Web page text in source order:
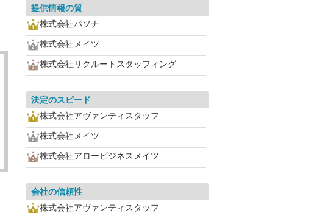
提供情報の質
株式会社パソナ
株式会社メイツ
株式会社リクルートスタッフィング
決定のスピード
株式会社アヴァンティスタッフ
株式会社メイツ
株式会社アロービジネスメイツ
会社の信頼性
株式会社アヴァンティスタッフ